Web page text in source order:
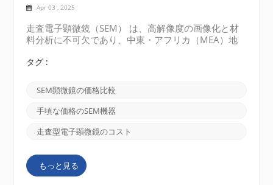
Apr 03 , 2025
走査電子顕微鏡（SEM） は、高解像度の画像化と材
料分析に不可欠であり、中東・アフリカ（MEA）地
す。市場は、プレミアムシステムから予算に優しい代
イエンティフィック）、日立などの有名ブランドに加
え、CIQTEKなどの新興企業も含まれています。 SEM
市場における多様な価格帯ハイエンドシステム：
常、30万ドルから60万ドルの価格帯です。これらの
高度な自動化機能を備えており、超高解像度を必要と
する最先端の研究に最適です。 ミッドレンジオプシ
ョン：ミッドレンジシステムは、一般的に15万ドル
タグ :
SEM顕微鏡の価格比較
手頃な価格のSEM機器
走査型電子顕微鏡のコスト
もっと見る